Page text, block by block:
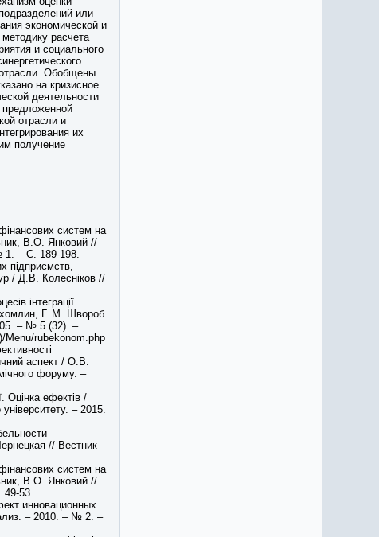
или
экономической и
расчета
и социального
отрасли. Обобщены
на кризисное
деятельности
предложенной
отрасли и
их
получение
систем на
В.О. Янковий //
1. – С. 189-198.
підприємств,
/ Д.В. Колесніков //
інтеграції
Г. М. Швороб
– № 5 (32). –
Menu/rubekonom.php
аспект / О.В.
форуму. –
Оцінка ефектів /
– 2015.
// Вестник
систем на
В.О. Янковий //
49-53.
инновационных
– 2010. – № 2. –